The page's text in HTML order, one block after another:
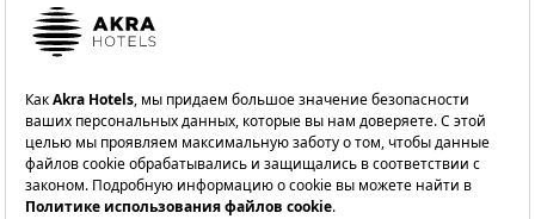
AKRA HOTELS